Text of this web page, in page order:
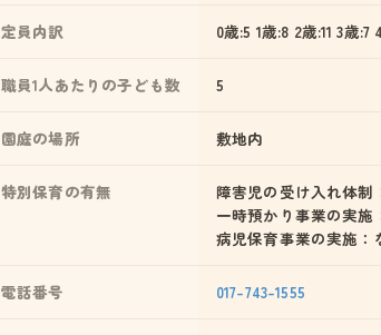
定員内訳 0歳:5 1歳:8 2歳:11 3歳:7
職員1人あたりの子ども数 5
園庭の場所 敷地内
特別保育の有無
障害児の受け入れ体制
一時預かり事業の実施
病児保育事業の実施：
電話番号 017-743-1555